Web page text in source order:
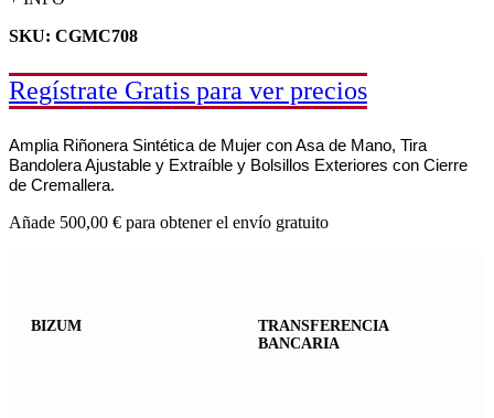
SKU: CGMC708
Regístrate Gratis para ver precios
Amplia Riñonera Sintética de Mujer con Asa de Mano, Tira
Bandolera Ajustable y Extraíble y Bolsillos Exteriores con Cierre
de Cremallera.
Añade 500,00 € para obtener el envío gratuito
BIZUM
TRANSFERENCIA
BANCARIA